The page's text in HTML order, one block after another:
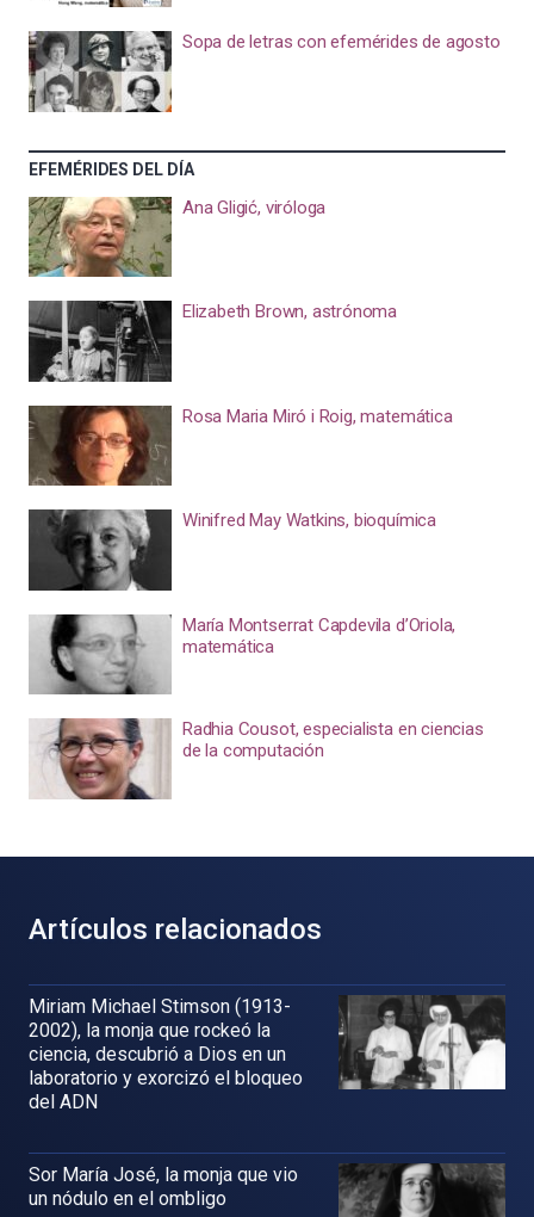
Sopa de letras con efemérides de agosto
EFEMÉRIDES DEL DÍA
Ana Gligić, viróloga
Elizabeth Brown, astrónoma
Rosa Maria Miró i Roig, matemática
Winifred May Watkins, bioquímica
María Montserrat Capdevila d’Oriola,
matemática
Radhia Cousot, especialista en ciencias
de la computación
Artículos relacionados
Miriam Michael Stimson (1913-
2002), la monja que rockeó la
ciencia, descubrió a Dios en un
laboratorio y exorcizó el bloqueo
del ADN
Sor María José, la monja que vio
un nódulo en el ombligo